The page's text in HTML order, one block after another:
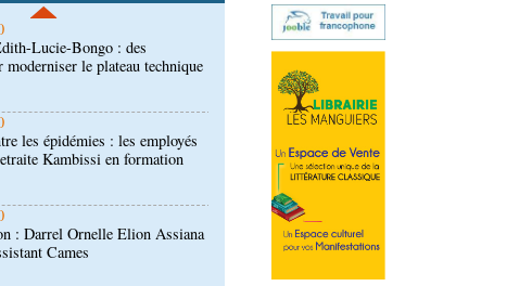
les épidémies : les employés
Kambissi en formation
: Darrel Ornelle Elion Assiana
Cames
de football : JST, Inter,
pour les demi-finales